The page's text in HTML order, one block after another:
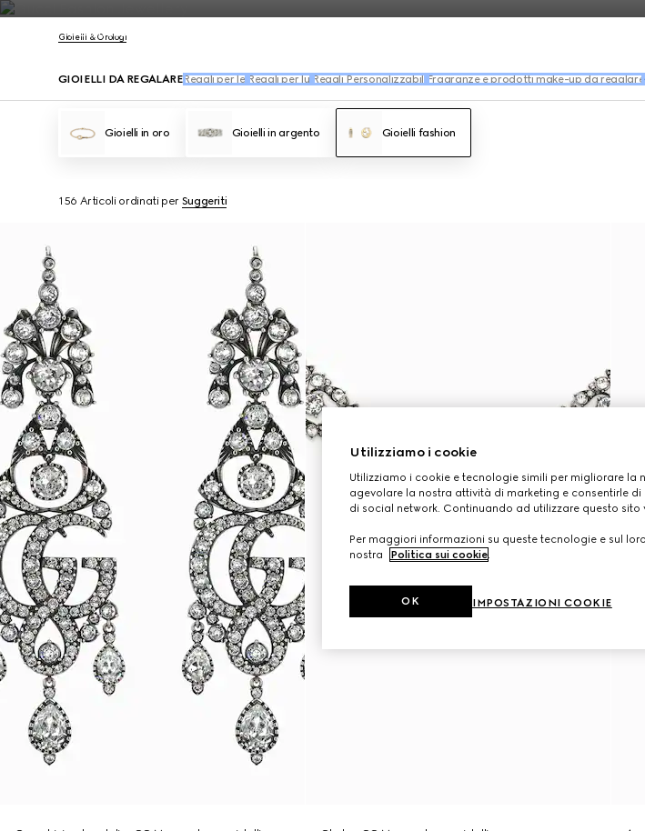
Contattaci
Gioielli & Orologi
GIOIELLI DA REGALARE Regali per lei Regali per lui Regali Personalizzabili Fragranze e prodotti make-up da regalare
Gioielli in oro Gioielli in argento Gioielli fashion
156 Articoli ordinati per Suggeriti
Utilizziamo i cookie
Utilizziamo i cookie e tecnologie simili per migliorare la
agevolare la nostra attività di marketing e consentirle
di social network. Continuando ad utilizzare questo
Per maggiori informazioni su queste tecnologie e sul
nostra
Politica sui cookie.
IMPOSTAZIONI COOKIE
OK